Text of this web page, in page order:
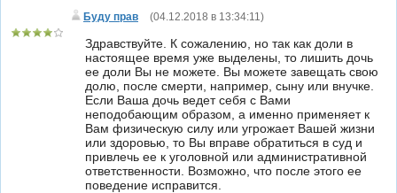
Буду прав (04.12.2018 в 13:34:11)
Здравствуйте. К сожалению, но так как доли в
настоящее время уже выделены, то лишить дочь
ее доли Вы не можете. Вы можете завещать свою
долю, после смерти, например, сыну или внучке.
Если Ваша дочь ведет себя с Вами
неподобающим образом, а именно применяет к
Вам физическую силу или угрожает Вашей жизни
или здоровью, то Вы вправе обратиться в суд и
привлечь ее к уголовной или административной
ответственности. Возможно, что после этого ее
поведение исправится.